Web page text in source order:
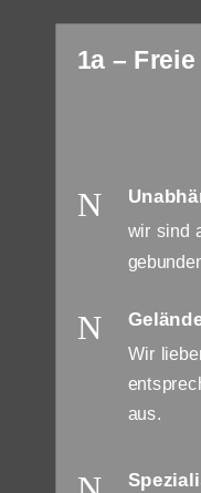
1a –
N
wir sind
N
Wir
aus.